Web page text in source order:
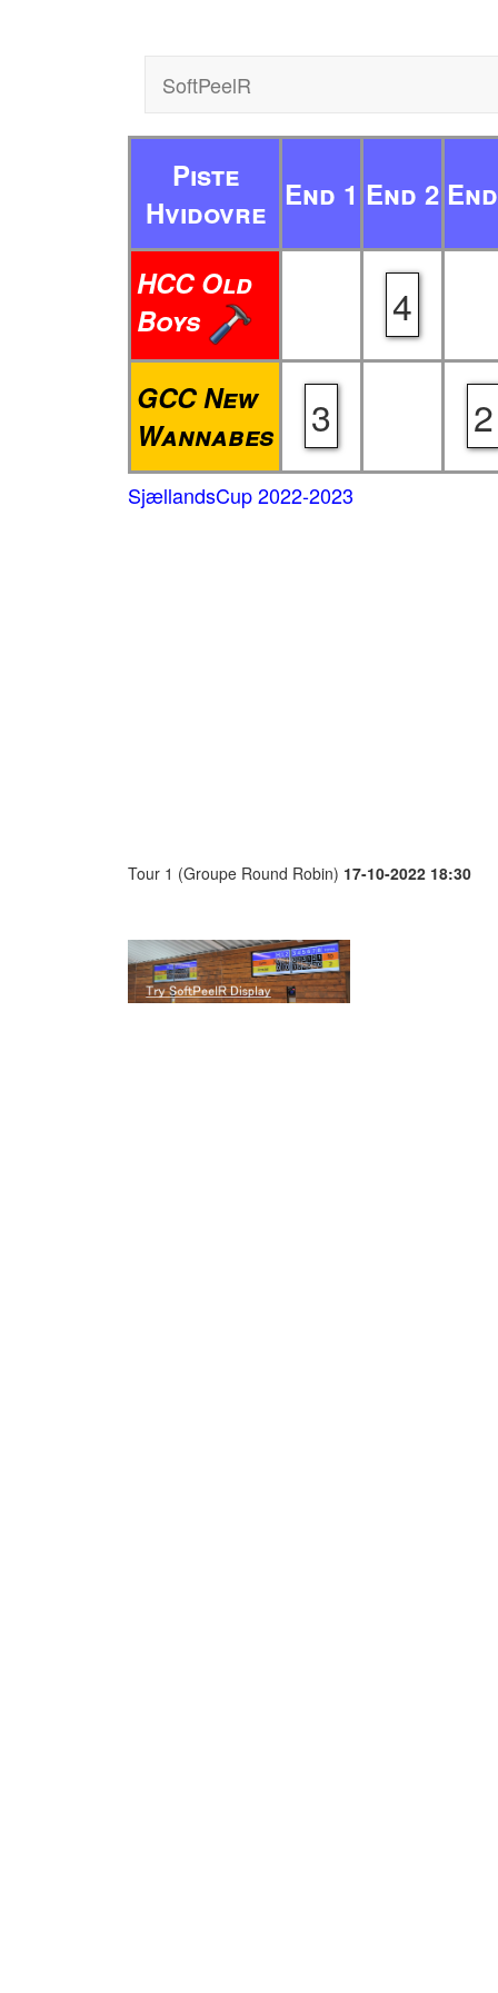
SoftPeelR
Piste
Hvidovre End 1 End 2
HCC Old
Boys
4
GCC New
Wannabes
3 2
SjællandsCup 2022-2023
Tour 1 (Groupe Round Robin) 17-10-2022 18:30